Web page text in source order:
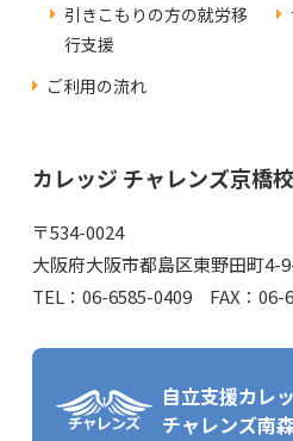
引きこもりの方の就労移
行支援
ご利用の流れ
カレッジ チャレンズ京橋校
〒534-0024
大阪府大阪市都島区東野田町4-
TEL：06-6585-0409 FAX：06-
自立支援カレ
チャレンズ南